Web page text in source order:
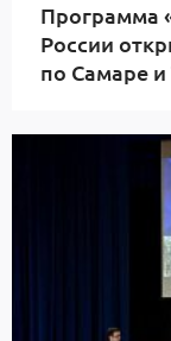
Программа
России
по Самаре и